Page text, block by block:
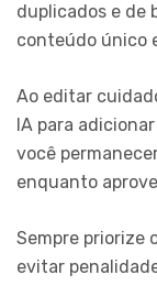
duplicados e de
conteúdo único
Ao editar
IA para
você
enquanto
Sempre priorize
evitar